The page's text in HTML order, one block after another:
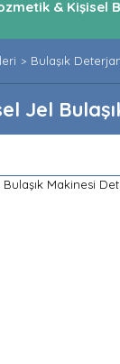
& Kişisel
Bulaşık
Jel